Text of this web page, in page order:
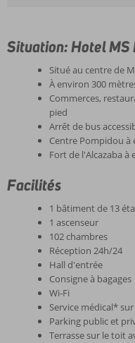
Situation: Hotel MS
Situé au centre de
À environ 300
Commerces,
pied
Arrêt de bus
Centre Pompidou à
Fort de l'Alcazaba à
Facilités
1 bâtiment de 13
1 ascenseur
102 chambres
Réception 24h/24
Hall d'entrée
Consigne à bagages
Wi-Fi
Service médical*
Parking public et
Terrasse sur le toit